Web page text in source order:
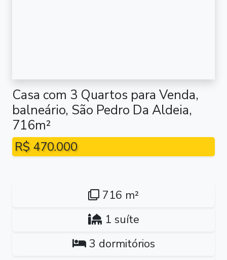
Casa com 3 Quartos para Venda,
balneário, São Pedro Da Aldeia,
716m²
R$ 470.000
716 m²
1 suíte
3 dormitórios